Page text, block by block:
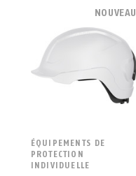
ÉQUIPEMENTS DE
PROTECTION
INDIVIDUELLE
NOUVEAU